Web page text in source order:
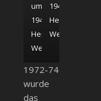
um
1942;
Heimatmuseum
Weißenhorn
1946;
Heimatmuseum
Weißenhorn
1972-74
wurde
das